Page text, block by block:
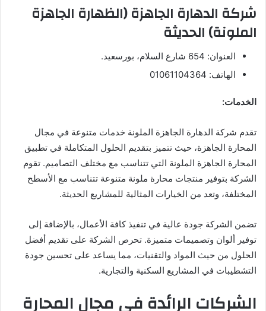
شركة الدهارة الجاهزة (الظهارة الجاهزة
الملونة) الحديثة
العنوان: 654 شارع السلام، بورسعيد.
الهاتف: 01061104364
الخدمات:
تقدم شركة الدهارة الجاهزة الملونة خدمات متنوعة في مجال
المحارة الجاهزة، حيث تتميز بتقديم الحلول المتكاملة في تطبيق
المحارة الجاهزة الملونة التي تتناسب مع مختلف التصاميم. تقوم
الشركة بتوفير منتجات محارة ملونة متنوعة تتناسب مع الأسطح
المختلفة، وتعد من الخيارات المثالية للمشاريع الحديثة.
تضمن الشركة جودة عالية في تنفيذ كافة الأعمال، بالإضافة إلى
توفير ألوان وتصميمات متميزة. تحرص الشركة على تقديم أفضل
الحلول من حيث المواد والتقنيات، مما يساعد على تحسين جودة
التشطيبات في المشاريع السكنية والتجارية.
الشركات الرائدة في مجال المحارة